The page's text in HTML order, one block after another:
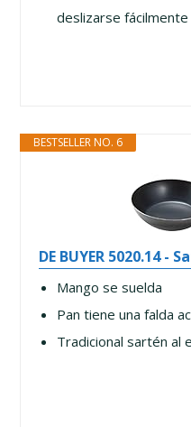
deslizarse
BESTSELLER NO. 6
DE BUYER 5020.14 -
Mango se suelda
Pan tiene una falda
Tradicional sartén al